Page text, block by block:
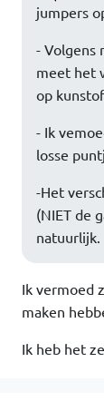
jumpers
- Volgens
meet het
op
- Ik
losse
-Het
(NIET de
natuurlijk.
Ik vermoed
maken
Ik heb het